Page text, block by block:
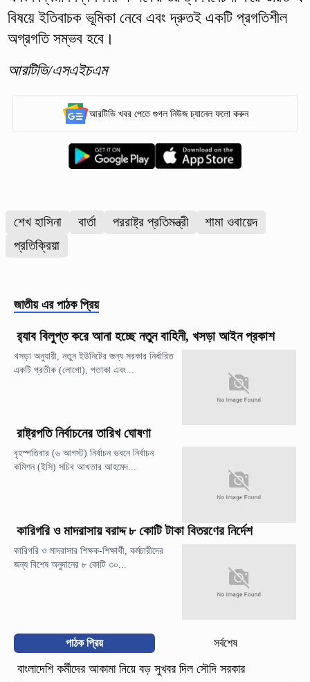
বিষয়ে ইতিবাচক ভূমিকা নেবে এবং দ্রুতই একটি প্রগতিশীল
অগ্রগতি সম্ভব হবে।
আরটিভি/এসএইচএম
আরটিভি খবর পেতে গুগল নিউজ চ্যানেল ফলো করুন
শেখ হাসিনা বার্তা পররাষ্ট্র প্রতিমন্ত্রী
শামা ওবায়েদ
প্রতিক্রিয়া
জাতীয় এর পাঠক প্রিয়
র‍্যাব বিলুপ্ত করে আনা হচ্ছে নতুন বাহিনী, খসড়া আইন প্রকাশ
খসড়া অনুযায়ী, নতুন ইউনিটের জন্য সরকার নির্ধারিত
একটি প্রতীক (লোগো), পতাকা এবং...
রাষ্ট্রপতি নির্বাচনের তারিখ ঘোষণা
বৃহস্পতিবার (৬ আগস্ট) নির্বাচন ভবনে নির্বাচন
কমিশন (ইসি) সচিব আখতার আহমেদ...
কারিগরি ও মাদরাসায় বরাদ্দ ৮ কোটি টাকা বিতরণের নির্দেশ
কারিগরি ও মাদরাসার শিক্ষক-শিক্ষার্থী, কর্মচারীদের
জন্য বিশেষ অনুদানের ৮ কোটি ৩০...
পাঠক প্রিয় সর্বশেষ
বাংলাদেশি কর্মীদের আকামা নিয়ে বড় সুখবর দিল সৌদি সরকার